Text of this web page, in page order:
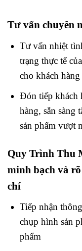
Tư vấn chuyên
Tư vấn nhiệt
trạng thực tế
cho khách
Đón tiếp khách
hàng, sẵn sàng
sản phẩm vượt
Quy Trình Thu
minh bạch và
chí
Tiếp nhận
chụp hình sản
phẩm